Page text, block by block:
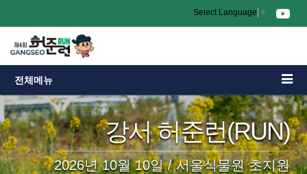
Select Language ▼
전체메뉴
강서 허준런(RUN)
2026년 10월 10일 / 서울식물원 초지원